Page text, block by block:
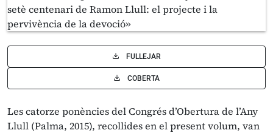
FULLEJAR
COBERTA
Les catorze ponències del Congrés d’Obertura de l’Any
Llull (Palma, 2015), recollides en el present volum, van